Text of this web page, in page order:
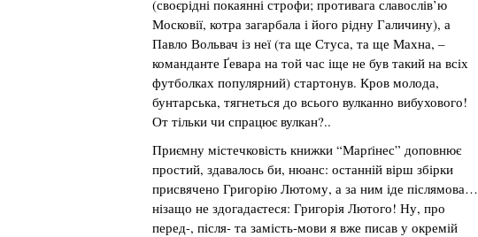
(своєрідні покаянні строфи; противага славослів’ю
Московії, котра загарбала і його рідну Галичину), а
Павло Вольвач із неї (та ще Стуса, та ще Махна, –
команданте Ґевара на той час іще не був такий на всіх
футболках популярний) стартонув. Кров молода,
бунтарська, тягнеться до всього вулканно вибухового!
От тільки чи спрацює вулкан?..
Приємну містечковість книжки “Марґінес” доповнює
простий, здавалось би, нюанс: останній вірш збірки
присвячено Григорію Лютому, а за ним іде післямова…
нізащо не здогадаєтеся: Григорія Лютого! Ну, про
перед-, після- та замість-мови я вже писав у окремій